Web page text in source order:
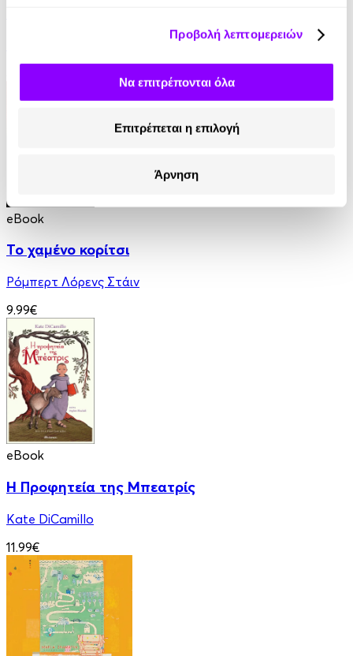
Προβολή λεπτομερειών
Να επιτρέπονται όλα
Επιτρέπεται η επιλογή
Άρνηση
eBook
Το χαμένο κορίτσι
Ρόμπερτ Λόρενς Στάιν
9.99€
eBook
Η Προφητεία της Μπεατρίς
Kate DiCamillo
11.99€